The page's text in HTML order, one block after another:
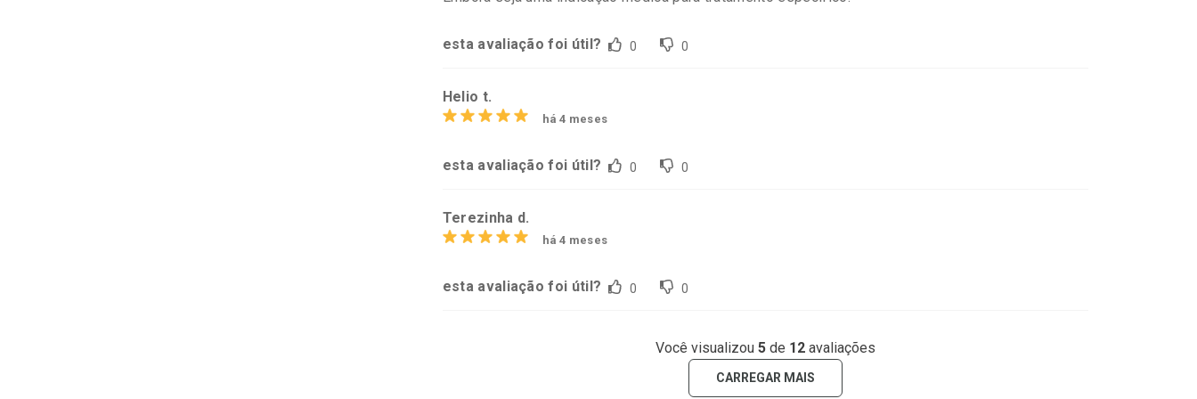
esta avaliação foi útil? 0 0
Helio t.
há 4 meses
esta avaliação foi útil? 0 0
Terezinha d.
há 4 meses
esta avaliação foi útil? 0 0
Você visualizou 5de 12avaliações
CARREGAR MAIS